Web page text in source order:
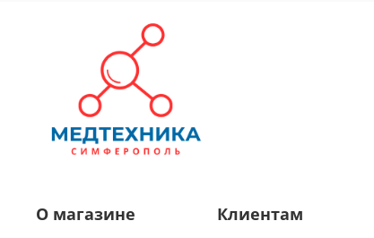
О магазине Клиентам